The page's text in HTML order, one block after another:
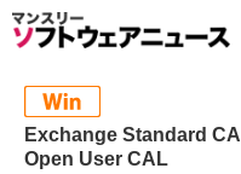
Exchange Standard
Open User CAL